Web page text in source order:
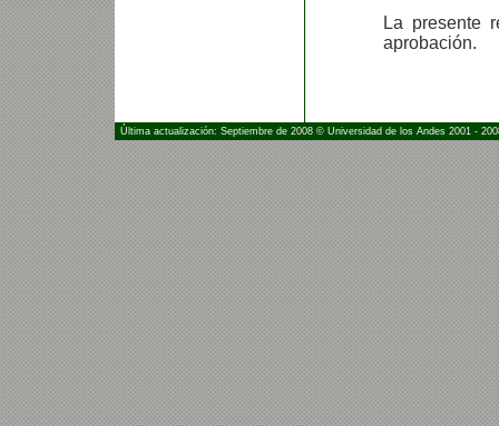
La presente
aprobación.
Última actualización: Septiembre de 2008 © Universidad de los Andes 2001 -